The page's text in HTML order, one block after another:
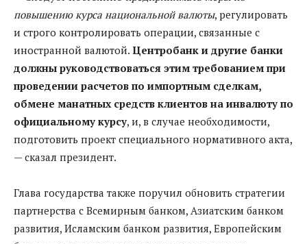
повышению курса национальной валюты, регулировать
и строго контролировать операции, связанные с
иностранной валютой. Центробанк и другие банки
должны руководствоваться этим требованием при
проведении расчетов по импортным сделкам,
обмене манатных средств клиентов на инвалюту по
официальному курсу, и, в случае необходимости,
подготовить проект специального нормативного акта,
— сказал президент.
Глава государства также поручил обновить стратегии
партнерства с Всемирным банком, Азиатским банком
развития, Исламским банком развития, Европейским